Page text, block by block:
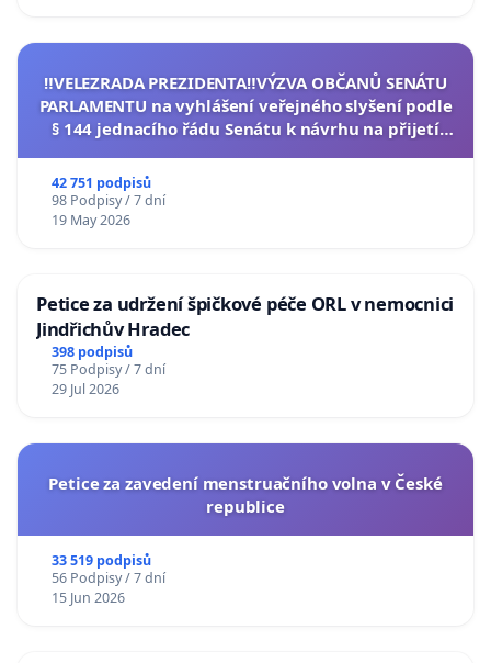
‼️VELEZRADA PREZIDENTA‼️VÝZVA OBČANŮ SENÁTU
PARLAMENTU na vyhlášení veřejného slyšení podle
§ 144 jednacího řádu Senátu k návrhu na přijetí
42 751 podpisů
98 Podpisy / 7 dní
19 May 2026
Petice za udržení špičkové péče ORL v nemocnici
Jindřichův Hradec
398 podpisů
75 Podpisy / 7 dní
29 Jul 2026
Petice za zavedení menstruačního volna v České
republice
33 519 podpisů
56 Podpisy / 7 dní
15 Jun 2026